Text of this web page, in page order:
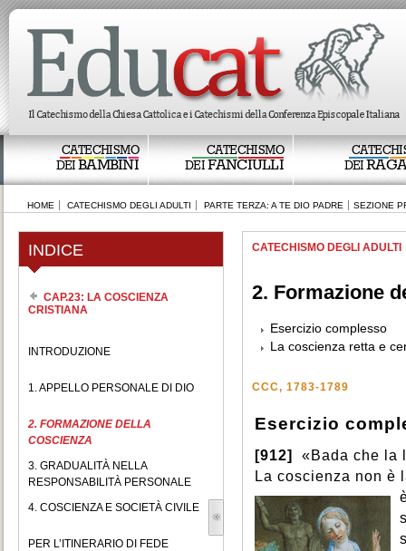
CATECHISMO
DEIBAMBINI
CATECHISMO
DEIFANCIULLI
DEI
HOME CATECHISMO DEGLI ADULTI PARTE TERZA: A TE DIO PADRE SEZIONE
INDICE
CAP.23: LA COSCIENZA
CRISTIANA
INTRODUZIONE
1. APPELLO PERSONALE DI DIO
2. FORMAZIONE DELLA
COSCIENZA
3. GRADUALITÀ NELLA
RESPONSABILITÀ PERSONALE
4. COSCIENZA E SOCIETÀ CIVILE
PER L’ITINERARIO DI FEDE
CATECHISMO DEGLI ADULTI
2. Formazione
Esercizio complesso
La coscienza retta e
CCC, 1783-1789
Esercizio
[912]
«Bada che la
La coscienza non è